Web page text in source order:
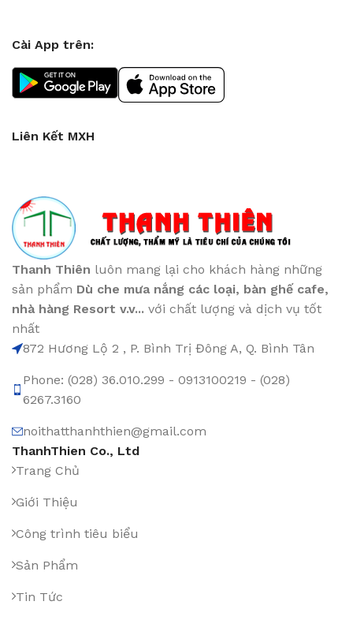
Cài App trên:
Liên Kết MXH
Thanh Thiên luôn mang lại cho khách hàng những
sản phẩm Dù che mưa nắng các loại, bàn ghế cafe,
nhà hàng Resort v.v... với chất lượng và dịch vụ tốt
nhất
872 Hương Lộ 2 , P. Bình Trị Đông A, Q. Bình Tân
Phone: (028) 36.010.299 - 0913100219 - (028)
6267.3160
noithatthanhthien@gmail.com
ThanhThien Co., Ltd
Trang Chủ
Giới Thiệu
Công trình tiêu biểu
Sản Phẩm
Tin Tức